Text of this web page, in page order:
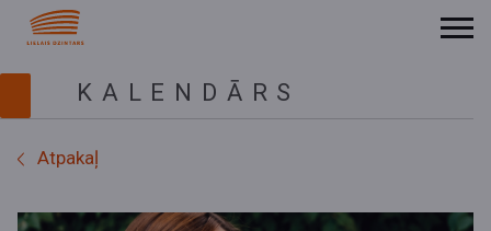
KALENDĀRS
Atpakaļ